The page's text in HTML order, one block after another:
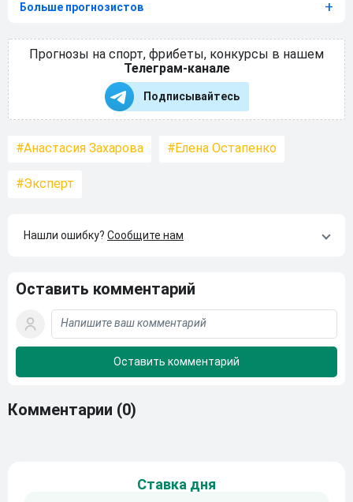
Больше прогнозистов
Прогнозы на спорт, фрибеты, конкурсы в нашем
Телеграм-канале
Подписывайтесь
Анастасия Захарова Елена Остапенко
Эксперт
Нашли ошибку? Сообщите нам
Оставить комментарий
Комментарии (0)
Ставка дня